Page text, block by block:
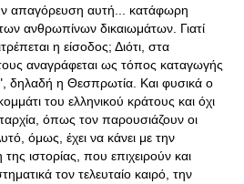
απαγόρευση αυτή... κατάφωρη
ανθρωπίνων δικαιωμάτων. Γιατί
η είσοδος; Διότι, στα
αναγράφεται ως τόπος καταγωγής
δηλαδή η Θεσπρωτία. Και φυσικά ο
του ελληνικού κράτους και όχι
όπως τον παρουσιάζουν οι
όμως, έχει να κάνει με την
ιστορίας, που επιχειρούν και
τον τελευταίο καιρό, την